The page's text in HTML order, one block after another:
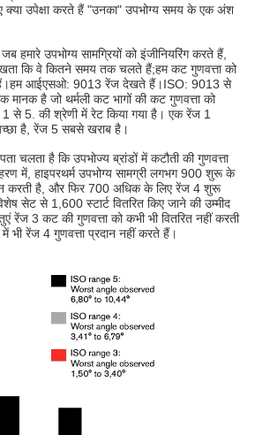
उपेक्षा करते हैं "उनका" उपभोग्य समय के एक अंश
हमारे उपभोग्य सामग्रियों को इंजीनियरिंग करते हैं,
देखता कि वे कितने समय तक चलते हैं;हम कट गुणवत्ता को
हैं।हम आईएसओ: 9013 रेंज देखते हैं।ISO: 9013 से
मानक है जो थर्मली कट भागों की कट गुणवत्ता को
1 से 5. की श्रेणी में रेट किया गया है। एक रेंज 1
है, रेंज 5 सबसे खराब है।
चलता है कि उपभोज्य ब्रांडों में कटौती की गुणवत्ता
में, हाइपरथर्म उपभोग्य सामग्री लगभग 900 शुरू के
करती है, और फिर 700 अधिक के लिए रेंज 4 शुरू
सेट से 1,600 स्टार्ट वितरित किए जाने की उम्मीद
रेंज 3 कट की गुणवत्ता को कभी भी वितरित नहीं करती
भी रेंज 4 गुणवत्ता प्रदान नहीं करते हैं।